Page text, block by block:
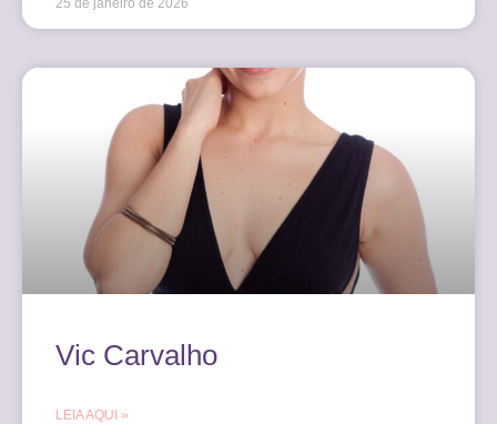
25 de janeiro de 2026
Vic Carvalho
LEIA AQUI »